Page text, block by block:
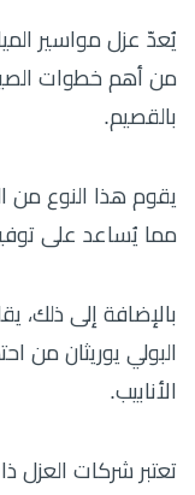
يُعدّ عزل مواسير
من أهم خطوات
بالقصيم.
يقوم هذا النوع من
مما يُساعد على
بالإضافة إلى ذلك،
البولي يوريثان من
الأنابيب.
تعتبر شركات العزل